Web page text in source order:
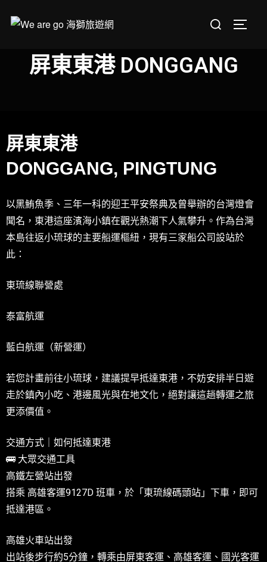
屏東東港 DONGGANG
屏東東港
DONGGANG, PINGTUNG
以黑鮪魚季、三年一科的迎王平安祭典及曾舉辦的台灣燈會
聞名，東港這座濱海小鎮在觀光熱潮下人氣攀升。作為台灣
本島往返小琉球的主要船運樞紐，現有三家船公司設站於
此：
東琉線聯營處
泰富航運
藍白航運（新營運）
若您計畫前往小琉球，建議提早抵達東港，不妨安排半日遊
走於鎮內小吃、港邊風光與在地文化，絕對讓這趟轉運之旅
更添價值。
交通方式｜如何抵達東港
🚌 大眾交通工具
高鐵左營站出發
搭乘 高雄客運9127D 班車，於「東琉線碼頭站」下車，即可
抵達港區。
高雄火車站出發
出站後步行約5分鐘，轉乘由屏東客運、高雄客運、國光客運